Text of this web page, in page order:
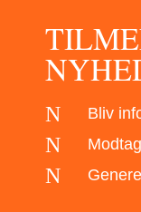
N Bliv
N
N